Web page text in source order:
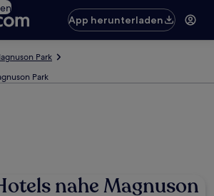
App herunterladen
Park
Park
nahe Magnuson